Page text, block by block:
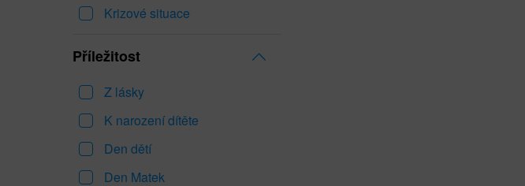
Krizové situace
Příležitost
Z lásky
K narození dítěte
Den dětí
Den Matek